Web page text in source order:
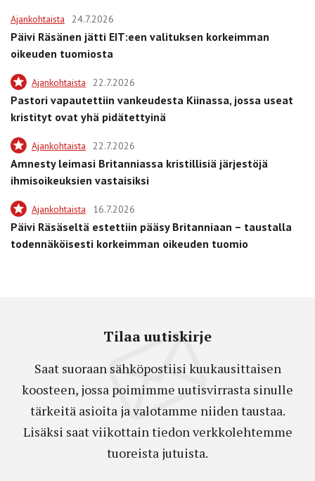
Ajankohtaista 24.7.2026
Päivi Räsänen jätti EIT:een valituksen korkeimman
oikeuden tuomiosta
Ajankohtaista 22.7.2026
Pastori vapautettiin vankeudesta Kiinassa, jossa useat
kristityt ovat yhä pidätettyinä
Ajankohtaista 22.7.2026
Amnesty leimasi Britanniassa kristillisiä järjestöjä
ihmisoikeuksien vastaisiksi
Ajankohtaista 16.7.2026
Päivi Räsäseltä estettiin pääsy Britanniaan – taustalla
todennäköisesti korkeimman oikeuden tuomio
Tilaa uutiskirje
Saat suoraan sähköpostiisi kuukausittaisen
koosteen, jossa poimimme uutisvirrasta sinulle
tärkeitä asioita ja valotamme niiden taustaa.
Lisäksi saat viikottain tiedon verkkolehtemme
tuoreista jutuista.